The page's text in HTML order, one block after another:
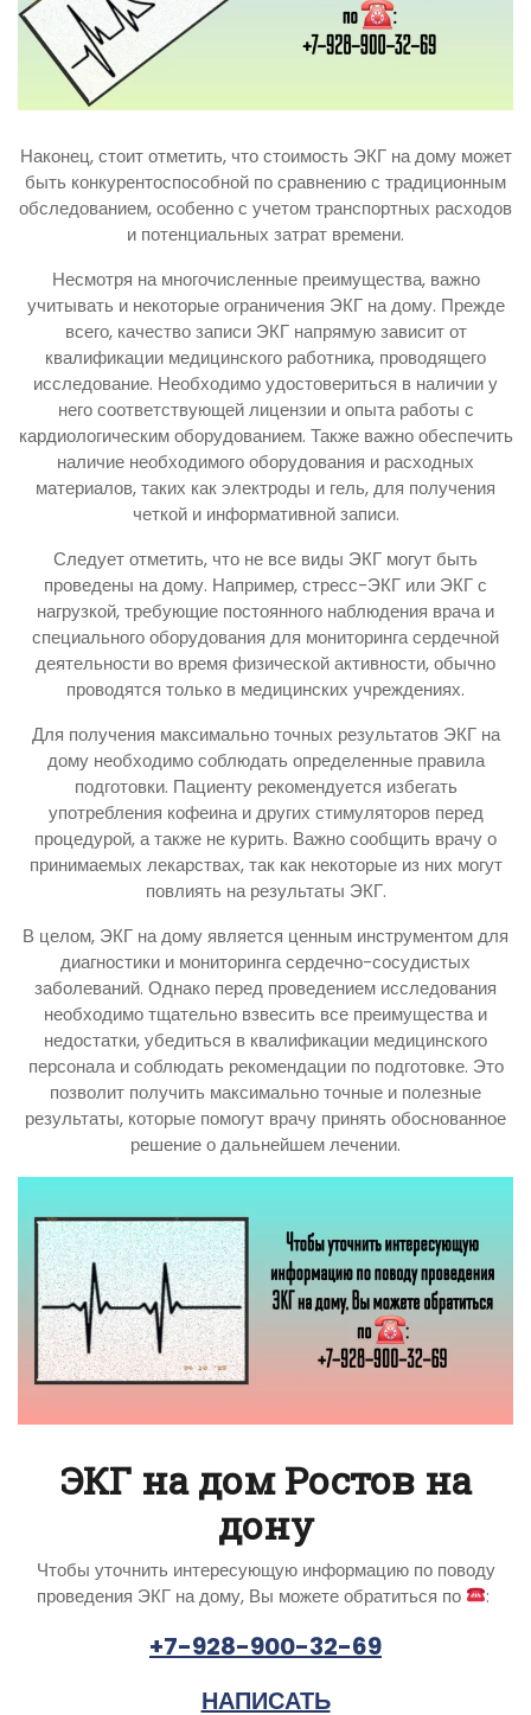
Наконец, стоит отметить, что стоимость ЭКГ на дому может
быть конкурентоспособной по сравнению с традиционным
обследованием, особенно с учетом транспортных расходов
и потенциальных затрат времени.
Несмотря на многочисленные преимущества, важно
учитывать и некоторые ограничения ЭКГ на дому. Прежде
всего, качество записи ЭКГ напрямую зависит от
квалификации медицинского работника, проводящего
исследование. Необходимо удостовериться в наличии у
него соответствующей лицензии и опыта работы с
кардиологическим оборудованием. Также важно обеспечить
наличие необходимого оборудования и расходных
материалов, таких как электроды и гель, для получения
четкой и информативной записи.
Следует отметить, что не все виды ЭКГ могут быть
проведены на дому. Например, стресс-ЭКГ или ЭКГ с
нагрузкой, требующие постоянного наблюдения врача и
специального оборудования для мониторинга сердечной
деятельности во время физической активности, обычно
проводятся только в медицинских учреждениях.
Для получения максимально точных результатов ЭКГ на
дому необходимо соблюдать определенные правила
подготовки. Пациенту рекомендуется избегать
употребления кофеина и других стимуляторов перед
процедурой, а также не курить. Важно сообщить врачу о
принимаемых лекарствах, так как некоторые из них могут
повлиять на результаты ЭКГ.
В целом, ЭКГ на дому является ценным инструментом для
диагностики и мониторинга сердечно-сосудистых
заболеваний. Однако перед проведением исследования
необходимо тщательно взвесить все преимущества и
недостатки, убедиться в квалификации медицинского
персонала и соблюдать рекомендации по подготовке. Это
позволит получить максимально точные и полезные
результаты, которые помогут врачу принять обоснованное
решение о дальнейшем лечении.
ЭКГ на дом Ростов на
дону
Чтобы уточнить интересующую информацию по поводу
проведения ЭКГ на дому, Вы можете обратиться по
:
+7-928-900-32-69
НАПИСАТЬ